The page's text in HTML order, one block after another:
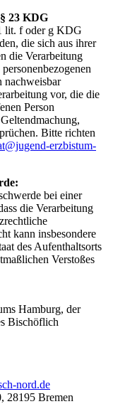
23 KDG
lit. f oder g KDG
die sich aus ihrer
die Verarbeitung
nachweisbar
vor, die die
Person
Bitte richten
erzbistum-
bei einer
die Verarbeitung
kann insbesondere
des Aufenthaltsorts
Verstoßes
Hamburg, der
Bischöflich
nord.de
28195 Bremen